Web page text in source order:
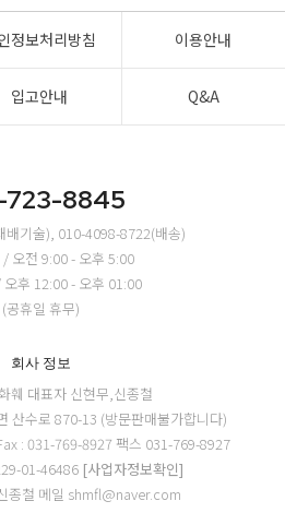
정보처리방침 이용안내
입고안내 Q&A
723-8845
배기술), 010-4098-8722(배송)
/ 오전 9:00 - 오후 5:00
후 12:00 - 오후 01:00
(공휴일 휴무)
회사 정보
훼 대표자 신현무,신종철
산수로 870-13 (방문판매불가합니다)
: 031-769-8927 팩스 031-769-8927
01-46486 [사업자정보확인]
종철 메일 shmfl@naver.com